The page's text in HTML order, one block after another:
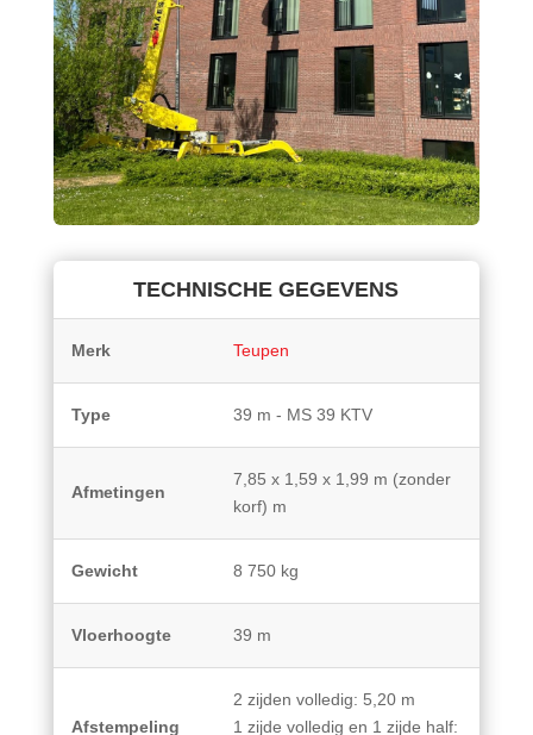
TECHNISCHE GEGEVENS
Merk Teupen
Type 39 m - MS 39 KTV
Afmetingen
7,85 x 1,59 x 1,99 m (zonder
korf) m
Gewicht 8 750 kg
Vloerhoogte 39 m
Afstempeling
2 zijden volledig: 5,20 m
1 zijde volledig en 1 zijde half: